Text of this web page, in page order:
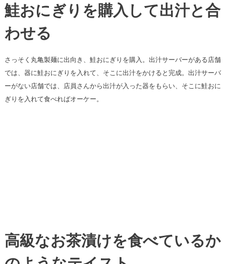
鮭おにぎりを購入して出汁と合
わせる
さっそく丸亀製麺に出向き、鮭おにぎりを購入。出汁サーバーがある店舗
では、器に鮭おにぎりを入れて、そこに出汁をかけると完成。出汁サーバ
ーがない店舗では、店員さんから出汁が入った器をもらい、そこに鮭おに
ぎりを入れて食べればオーケー。
高級なお茶漬けを食べているか